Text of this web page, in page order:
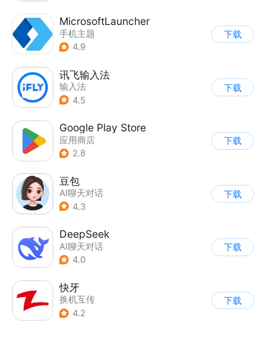
MicrosoftLauncher
手机主题
4.9
下载
讯飞输入法
输入法
4.5
下载
Google Play Store
应用商店
2.8
下载
豆包
AI聊天对话
4.3
下载
DeepSeek
AI聊天对话
4.0
下载
快牙
换机互传
4.2
下载